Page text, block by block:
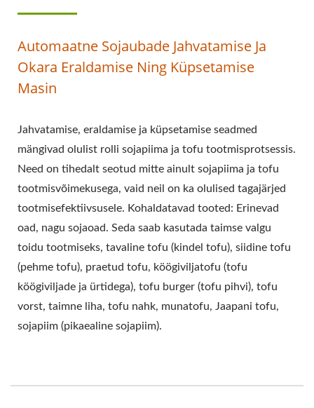
Automaatne Sojaubade Jahvatamise Ja
Okara Eraldamise Ning Küpsetamise
Masin
Jahvatamise, eraldamise ja küpsetamise seadmed
mängivad olulist rolli sojapiima ja tofu tootmisprotsessis.
Need on tihedalt seotud mitte ainult sojapiima ja tofu
tootmisvõimekusega, vaid neil on ka olulised tagajärjed
tootmisefektiivsusele. Kohaldatavad tooted: Erinevad
oad, nagu sojaoad. Seda saab kasutada taimse valgu
toidu tootmiseks, tavaline tofu (kindel tofu), siidine tofu
(pehme tofu), praetud tofu, köögiviljatofu (tofu
köögiviljade ja ürtidega), tofu burger (tofu pihvi), tofu
vorst, taimne liha, tofu nahk, munatofu, Jaapani tofu,
sojapiim (pikaealine sojapiim).